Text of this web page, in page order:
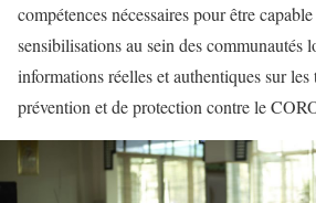
compétences nécessaires pour être
sensibilisations au sein des communautés
informations réelles et authentiques sur les
prévention et de protection contre le